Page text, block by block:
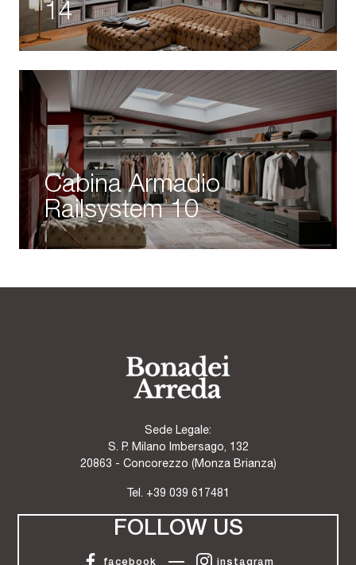
14
Cabina Armadio
Railsystem 10
Sede Legale:
S. P. Milano Imbersago, 132
20863 - Concorezzo (Monza Brianza)
Tel. +39 039 617481
FOLLOW US
facebook instagram